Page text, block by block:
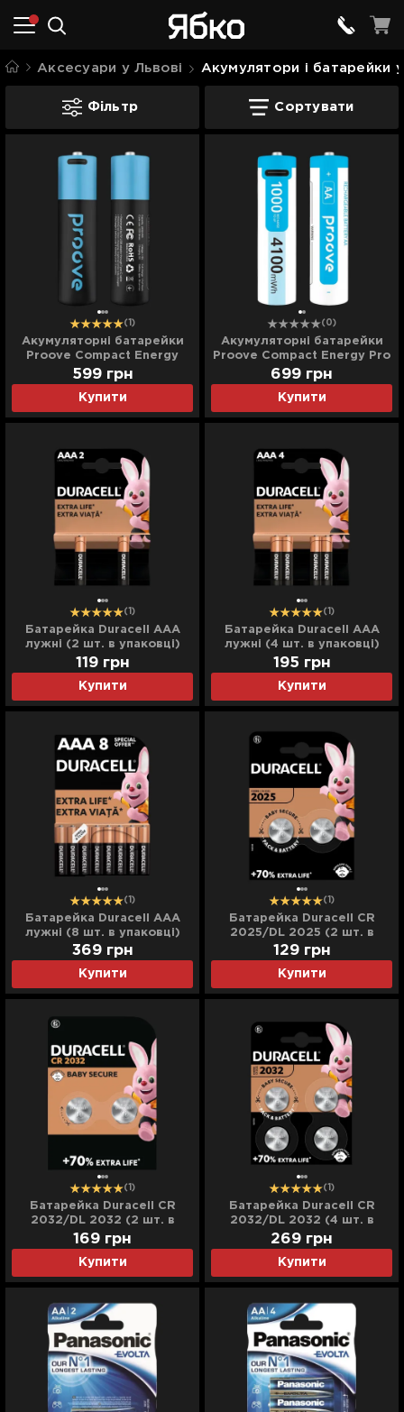
Аксесуари у Львові Акумулятори і батарейки
Акумулятори і батарейки у Львові
Фільтр Сортувати
(1)
Акумуляторні батарейки
Proove Compact Energy
(AA) 2 pcs
Купити
599 грн
(0)
Акумуляторні батарейки
Proove Compact Energy Pro
(AA) 2 pcs
Купити
699 грн
(1)
Батарейка Duracell AAA
лужні (2 шт. в упаковці)
Купити
119 грн
(1)
Батарейка Duracell AAA
лужні (4 шт. в упаковці)
Купити
195 грн
(1)
Батарейка Duracell AAA
лужні (8 шт. в упаковці)
Купити
369 грн
(1)
Батарейка Duracell CR
2025/DL 2025 (2 шт. в
упаковці)
Купити
129 грн
(1)
Батарейка Duracell CR
2032/DL 2032 (2 шт. в
упаковці)
Купити
169 грн
(1)
Батарейка Duracell CR
2032/DL 2032 (4 шт. в
упаковці)
Купити
269 грн